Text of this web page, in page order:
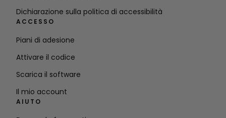
Dichiarazione sulla politica di accessibilità
ACCESSO
Piani di adesione
Attivare il codice
Scarica il software
Il mio account
AIUTO